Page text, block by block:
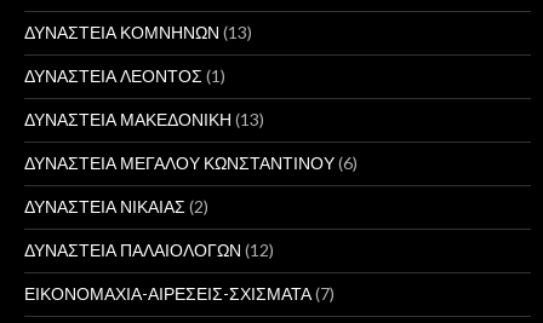
ΔΥΝΑΣΤΕΙΑ ΚΟΜΝΗΝΩΝ (13)
ΔΥΝΑΣΤΕΙΑ ΛΕΟΝΤΟΣ(1)
ΔΥΝΑΣΤΕΙΑ ΜΑΚΕΔΟΝΙΚΗ (13)
ΔΥΝΑΣΤΕΙΑ ΜΕΓΑΛΟΥ ΚΩΝΣΤΑΝΤΙΝΟΥ(6)
ΔΥΝΑΣΤΕΙΑ ΝΙΚΑΙΑΣ(2)
ΔΥΝΑΣΤΕΙΑ ΠΑΛΑΙΟΛΟΓΩΝ (12)
ΕΙΚΟΝΟΜΑΧΙΑ-ΑΙΡΕΣΕΙΣ-ΣΧΙΣΜΑΤΑ(7)